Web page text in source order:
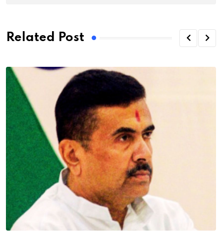
Related Post